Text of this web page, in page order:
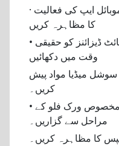
· اسٹیک ہولڈرز یا کلائنٹس کو موبائل ایپ کی فعالیت
کا مظاہرہ کریں
• موبائل کے لیے موزوں ویب سائٹ ڈیزائنز کو حقیقی
وقت میں دکھائیں
سوشل میڈیا مواد پیش
کریں۔
• ٹیم کے ارکان کو موبائل کے مخصوص ورک فلو کے
مراحل سے گزاریں۔
کا مظاہرہ کریں۔